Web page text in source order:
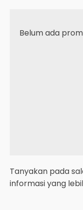
Belum ada
Tanyakan pada
informasi yang